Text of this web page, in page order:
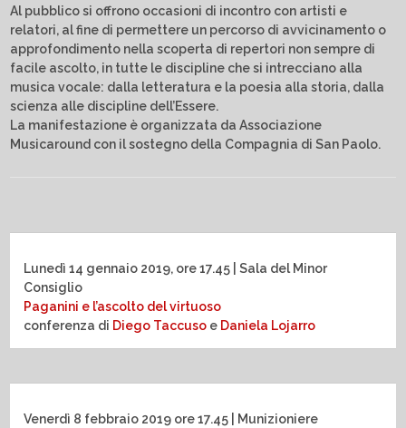
​Al pubblico si offrono occasioni di incontro con artisti e
relatori, al fine di permettere un percorso di avvicinamento o
approfondimento nella scoperta di repertori non sempre di
facile ascolto, in tutte le discipline che si intrecciano alla
musica vocale: dalla letteratura e la poesia alla storia, dalla
scienza alle discipline dell’Essere.
La manifestazione è organizzata da Associazione
Musicaround con il sostegno della Compagnia di San Paolo.
Lunedì 14 gennaio 2019, ore 17.45 | Sala del Minor
Consiglio
Paganini e l’ascolto del virtuoso
conferenza di Diego Taccuso e Daniela Lojarro
Venerdì 8 febbraio 2019 ore 17.45 | Munizioniere